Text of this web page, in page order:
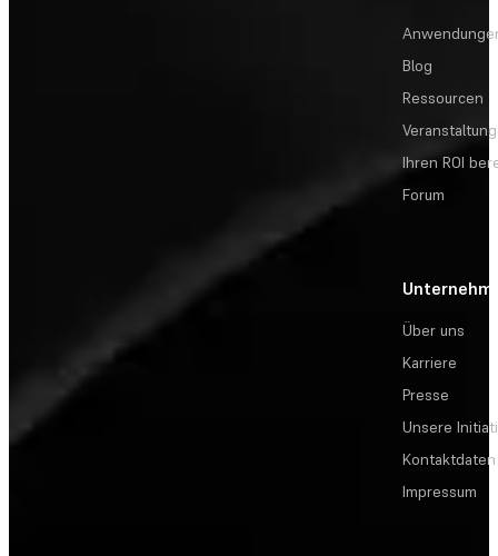
Blog
Ressourcen
Ihren ROI
Forum
Über uns
Karriere
Presse
Unsere
Kontaktdaten
Impressum